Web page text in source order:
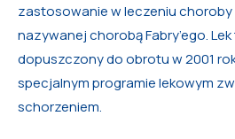
zastosowanie w leczeniu
nazywanej chorobą Fabry’ego.
dopuszczony do obrotu w 2001
specjalnym programie lekowym
schorzeniem.